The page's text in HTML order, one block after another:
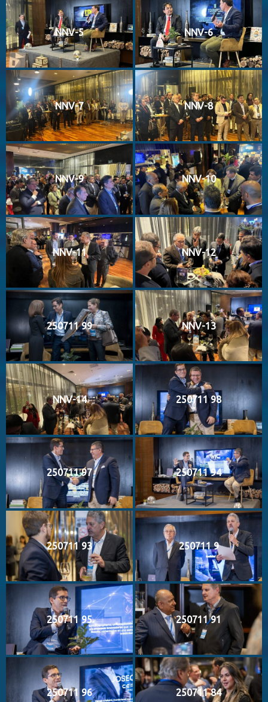
NNV-5 NNV-6
NNV-7 NNV-8
NNV-9 NNV-10
NNV-11 NNV-12
250711 99 NNV-13
NNV-14 250711 98
250711 97 250711 94
250711 93 250711 9
250711 95 250711 91
250711 96 250711 84